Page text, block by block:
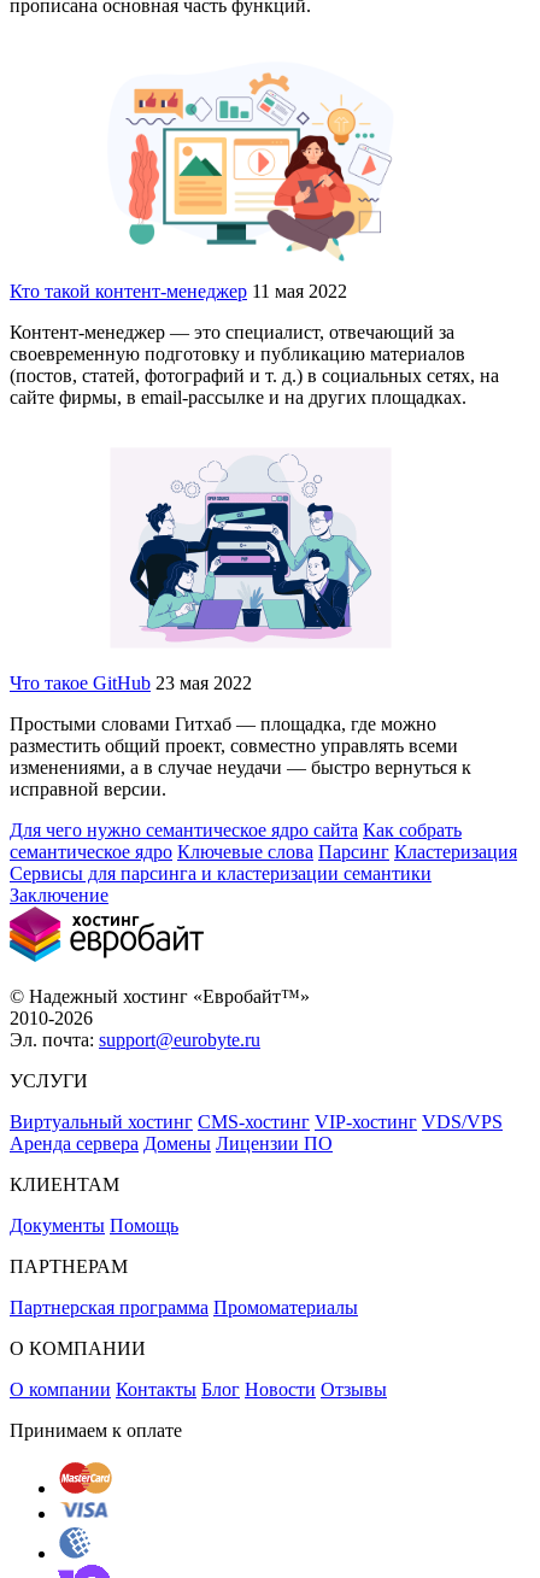
прописана основная часть функций.
Кто такой контент-менеджер 11 мая 2022
Контент-менеджер — это специалист, отвечающий за
своевременную подготовку и публикацию материалов
(постов, статей, фотографий и т. д.) в социальных сетях, на
сайте фирмы, в email-рассылке и на других площадках.
Что такое GitHub 23 мая 2022
Простыми словами Гитхаб — площадка, где можно
разместить общий проект, совместно управлять всеми
изменениями, а в случае неудачи — быстро вернуться к
исправной версии.
Для чего нужно семантическое ядро сайта Как собрать
семантическое ядро Ключевые слова Парсинг Кластеризация
Сервисы для парсинга и кластеризации семантики
Заключение
© Надежный хостинг «Евробайт™»
2010-2026
Эл. почта: support@eurobyte.ru
УСЛУГИ
Виртуальный хостинг CMS-хостинг VIP-хостинг VDS/VPS
Аренда сервера Домены Лицензии ПО
КЛИЕНТАМ
Документы Помощь
ПАРТНЕРАМ
Партнерская программа Промоматериалы
О КОМПАНИИ
О компании Контакты Блог Новости Отзывы
Принимаем к оплате